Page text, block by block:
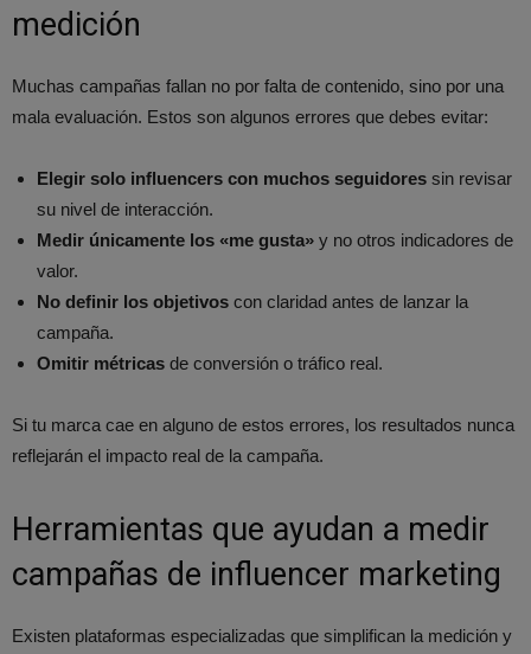
medición
Muchas campañas fallan no por falta de contenido, sino por una
mala evaluación. Estos son algunos errores que debes evitar:
Elegir solo influencers con muchos seguidores sin revisar
su nivel de interacción.
Medir únicamente los «me gusta» y no otros indicadores de
valor.
No definir los objetivos con claridad antes de lanzar la
campaña.
Omitir métricas de conversión o tráfico real.
Si tu marca cae en alguno de estos errores, los resultados nunca
reflejarán el impacto real de la campaña.
Herramientas que ayudan a medir
campañas de influencer marketing
Existen plataformas especializadas que simplifican la medición y